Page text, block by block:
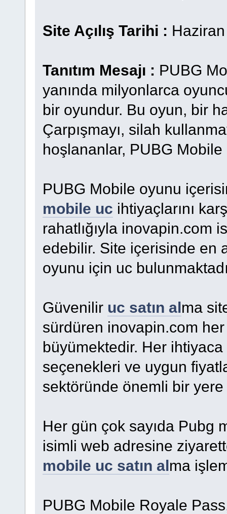
Site Açılış Tarihi :
Tanıtım Mesajı : PUBG
yanında milyonlarca
bir oyundur. Bu oyun, bir
Çarpışmayı, silah
hoşlananlar, PUBG
PUBG Mobile oyunu
mobile uc ihtiyaçlarını
rahatlığıyla inovapin.com
edebilir. Site içerisinde en
oyunu için uc
Güvenilir uc satın alma
sürdüren inovapin.com
büyümektedir. Her
seçenekleri ve uygun
sektöründe önemli bir yere
Her gün çok sayıda Pubg
isimli web adresine
mobile uc satın alma
PUBG Mobile Royale